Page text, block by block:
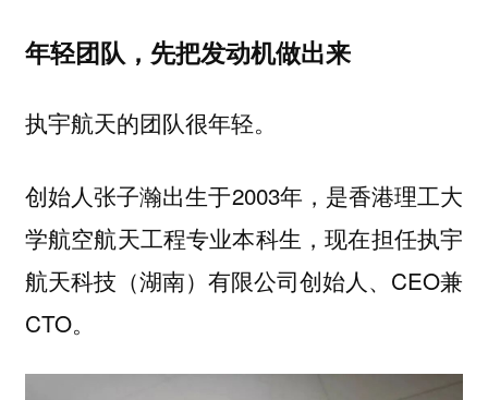
年轻团队，先把发动机做出来
执宇航天的团队很年轻。
创始人张子瀚出生于2003年，是香港理工大
学航空航天工程专业本科生，现在担任执宇
航天科技（湖南）有限公司创始人、CEO兼
CTO。